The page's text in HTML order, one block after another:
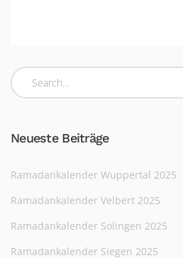
Neueste Beiträge
Ramadankalender Wuppertal 2025
Ramadankalender Velbert 2025
Ramadankalender Solingen 2025
Ramadankalender Siegen 2025